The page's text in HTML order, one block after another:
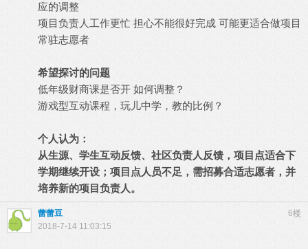
应的调整
项目负责人工作更忙 担心不能很好完成 可能更适合做项目
常驻志愿者
希望探讨的问题
低年级财商课是否开 如何调整？
游戏型互动课程，玩儿中学，教的比例？
个人认为：
从生源、学生互动反馈、社区负责人反馈，项目点适合下
学期继续开设；项目点人员不足，需招募合适志愿者，并
培养新的项目负责人。
6楼
蕾蕾豆
2018-7-14 11:03:15